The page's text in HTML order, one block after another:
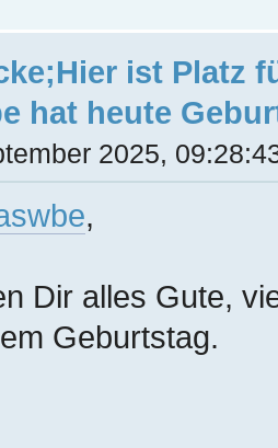
ist Platz
hat heute
2025,
,
Dir alles Gute,
Geburtstag.